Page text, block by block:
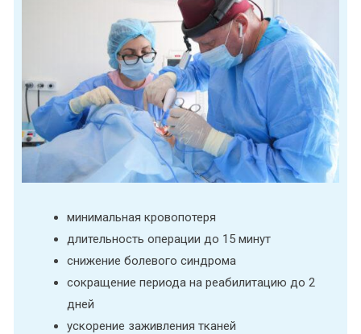
минимальная кровопотеря
длительность операции до 15 минут
снижение болевого синдрома
сокращение периода на реабилитацию до 2
дней
ускорение заживления тканей